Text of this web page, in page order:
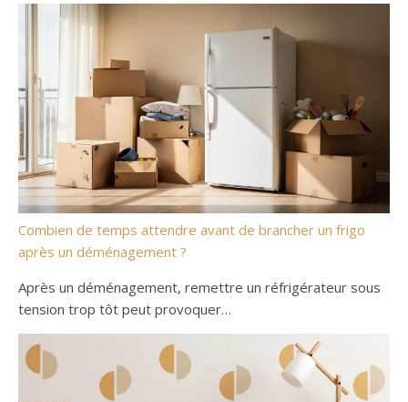
Combien de temps attendre avant de brancher un frigo
après un déménagement ?
Après un déménagement, remettre un réfrigérateur sous
tension trop tôt peut provoquer…